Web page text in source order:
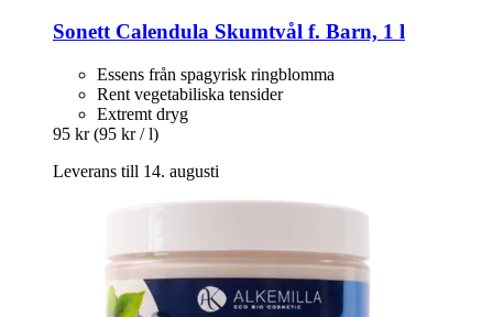
SonettCalendula Skumtvål f. Barn, 1 l
Essens från spagyrisk ringblomma
Rent vegetabiliska tensider
Extremt dryg
95 kr (95 kr / l)
Leverans till 14. augusti